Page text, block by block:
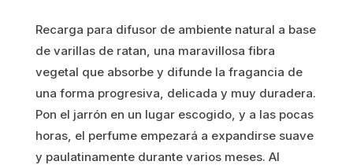
original
era:
15.40€.
actual
es:
12.32€.
Recarga para difusor de ambiente natural a base
de varillas de ratan, una maravillosa fibra
vegetal que absorbe y difunde la fragancia de
una forma progresiva, delicada y muy duradera.
Pon el jarrón en un lugar escogido, y a las pocas
horas, el perfume empezará a expandirse suave
y paulatinamente durante varios meses. Al